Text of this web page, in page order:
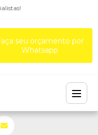
seu orçamento por
Whatsapp